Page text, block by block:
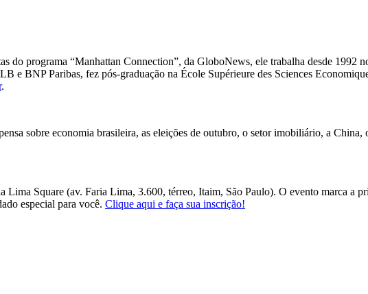
do programa “Manhattan Connection”, da GloboNews, ele trabalha desde 1992
e BNP Paribas, fez pós-graduação na École Supérieure des Sciences
.
sobre economia brasileira, as eleições de outubro, o setor imobiliário, a China,
Square (av. Faria Lima, 3.600, térreo, Itaim, São Paulo). O evento marca a
especial para você. Clique aqui e faça sua inscrição!